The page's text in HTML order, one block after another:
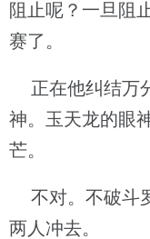
阻止呢？一旦阻
赛了。
正在他纠结万
神。玉天龙的眼
芒。
不对。不破斗
两人冲去。